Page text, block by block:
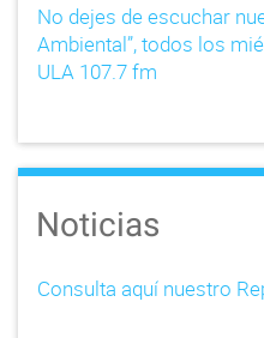
g
a
t
i
o
n
No dejes de escuchar
Ambiental”, todos los
ULA 107.7 fm
Noticias
Consulta aquí nuestro